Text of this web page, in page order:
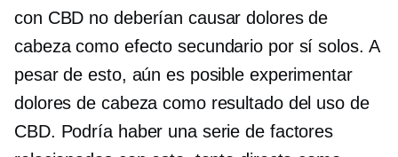
con CBD no deberían causar dolores de
cabeza como efecto secundario por sí solos. A
pesar de esto, aún es posible experimentar
dolores de cabeza como resultado del uso de
CBD. Podría haber una serie de factores